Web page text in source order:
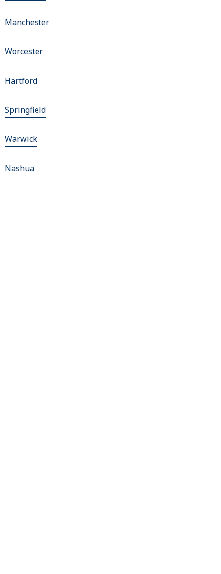
Manchester
Worcester
Hartford
Springfield
Warwick
Nashua